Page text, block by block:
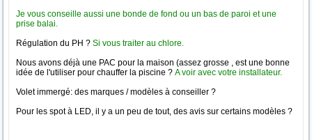
Je vous conseille aussi une bonde de fond ou un bas de paroi et une
prise balai.
Régulation du PH ? Si vous traiter au chlore.
Nous avons déjà une PAC pour la maison (assez grosse , est une bonne
idée de l'utiliser pour chauffer la piscine ? A voir avec votre installateur.
Volet immergé: des marques / modèles à conseiller ?
Pour les spot à LED, il y a un peu de tout, des avis sur certains modèles ?